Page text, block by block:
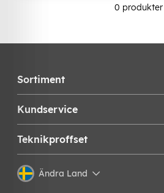
0 produkter
Sortiment
Kundservice
Teknikproffset
Ändra Land